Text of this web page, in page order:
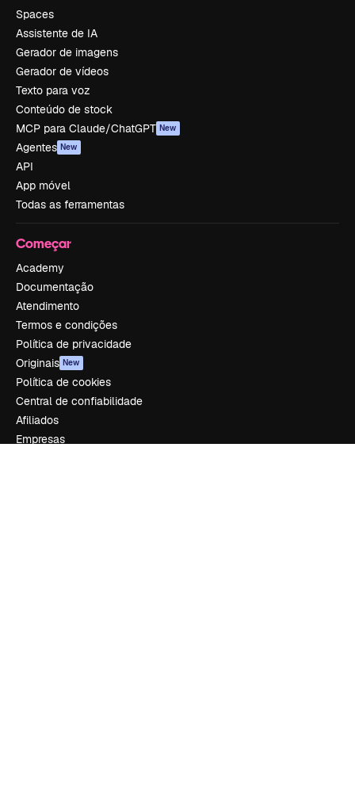
Spaces
Assistente de IA
Gerador de imagens
Gerador de vídeos
Texto para voz
Conteúdo de stock
MCP para Claude/ChatGPT New
Agentes New
API
App móvel
Todas as ferramentas
Começar
Academy
Documentação
Atendimento
Termos e condições
Política de privacidade
Originais New
Política de cookies
Central de confiabilidade
Afiliados
Empresas